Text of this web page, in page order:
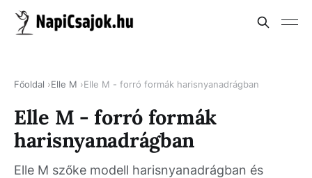
Főoldal Elle M Elle M - forró formák harisnyanadrágban
Elle M - forró formák
harisnyanadrágban
Elle M szőke modell harisnyanadrágban és